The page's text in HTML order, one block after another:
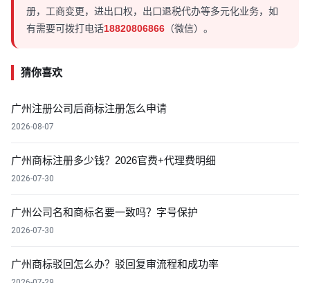
册，工商变更，进出口权，出口退税代办等多元化业务，如
有需要可拨打电话18820806866 （微信）。
猜你喜欢
广州注册公司后商标注册怎么申请
2026-08-07
广州商标注册多少钱？2026官费+代理费明细
2026-07-30
广州公司名和商标名要一致吗？字号保护
2026-07-30
广州商标驳回怎么办？驳回复审流程和成功率